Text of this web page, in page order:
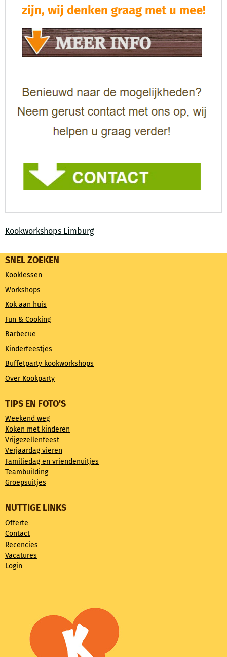
zijn, wij denken graag met u mee!​
Kookworkshops Limburg
SNEL ZOEKEN
Kooklessen
Workshops
Kok aan huis
Fun & Cooking
Barbecue
Kinderfeestjes
Buffetparty kookworkshops
Over Kookparty
TIPS EN FOTO'S
Weekend weg
Koken met kinderen
Vrijgezellenfeest
Verjaardag vieren
Familiedag en vriendenuitjes
Teambuilding
Groepsuitjes
NUTTIGE LINKS
Offerte
Contact
Recencies
Vacatures
Login